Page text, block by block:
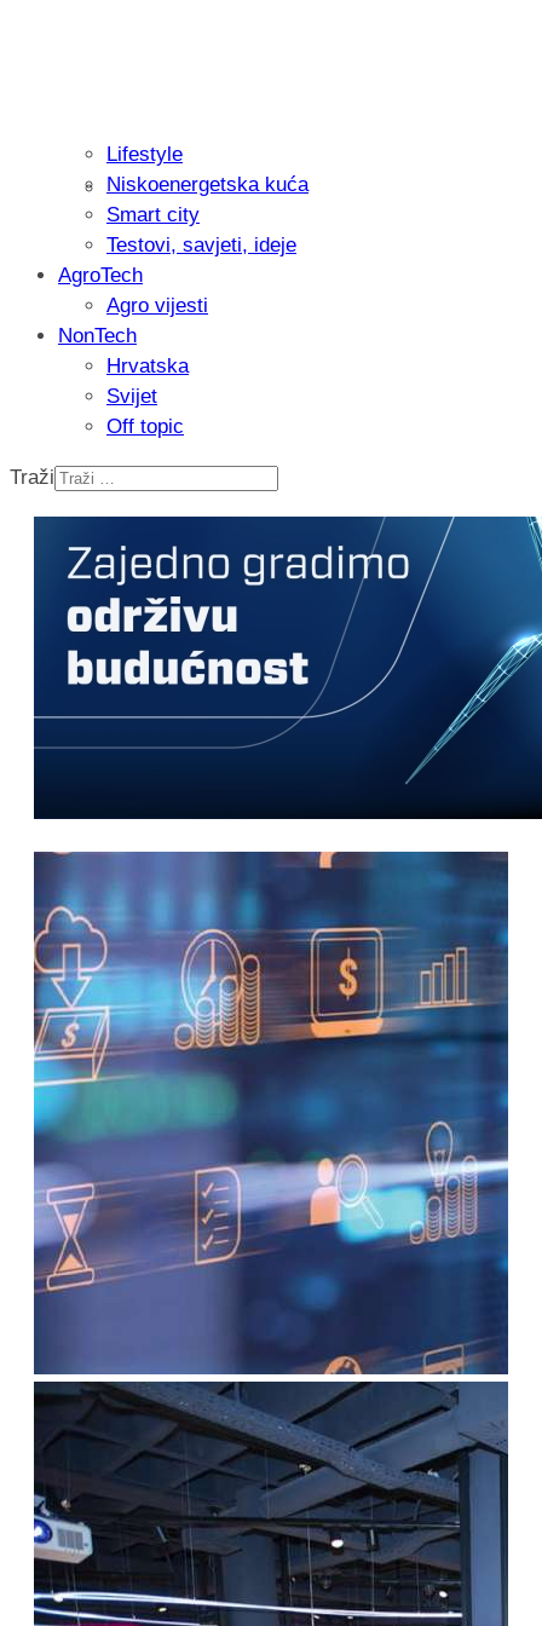
Isprobali smo: Thermostar
Recenzija: Einhell Professional CP-
nikada prije
Lifestyle
Niskoenergetska kuća
Smart city
Testovi, savjeti, ideje
AgroTech
Agro vijesti
NonTech
Hrvatska
Svijet
Off topic
Traži